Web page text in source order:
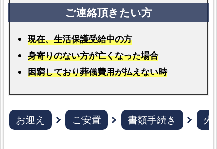
【福
祉
参
考
情
ま
と
め
現在、生活保護受給中の方
身寄りのない方が亡くなった場合
困窮しており葬儀費用が払えない時
お迎え ご安置 書類手続き 火